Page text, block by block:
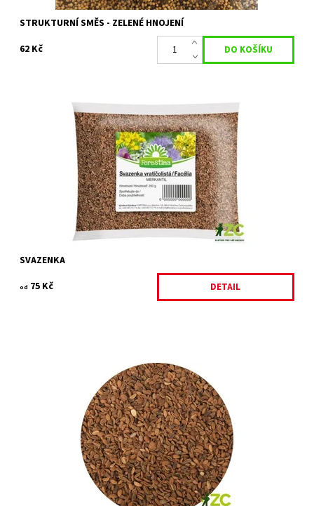
STRUKTURNÍ SMĚS - ZELENÉ HNOJENÍ
62 Kč
Osivo určené pro zelené hnojení s protierozním účinkem.
Skladem 2 ks
27442/200
FORESTINA s.r.o.
SVAZENKA
od 75 Kč DETAIL
Plodina určená pro zelené hnojení s protierozním účinkem.
Skladem 25 ks
20210